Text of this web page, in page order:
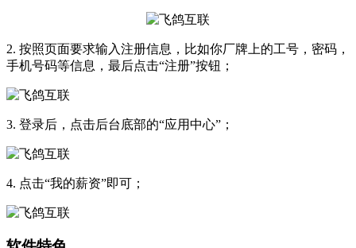
2. 按照页面要求输入注册信息，比如你厂牌上的工号，密码，
手机号码等信息，最后点击“注册”按钮；
3. 登录后，点击后台底部的“应用中心”；
4. 点击“我的薪资”即可；